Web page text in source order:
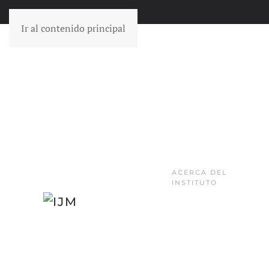
Ir al contenido principal
ACERCA DEL
INSTITUTO